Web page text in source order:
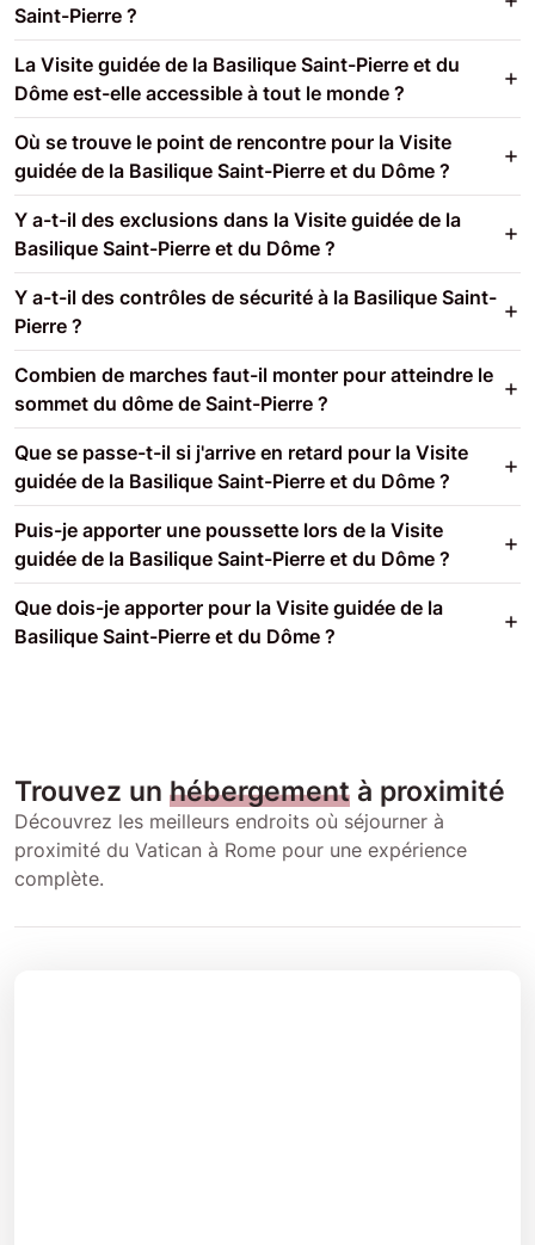
Saint-Pierre ?
La Visite guidée de la Basilique Saint-Pierre et du
Dôme est-elle accessible à tout le monde ?
Où se trouve le point de rencontre pour la Visite
guidée de la Basilique Saint-Pierre et du Dôme ?
Y a-t-il des exclusions dans la Visite guidée de la
Basilique Saint-Pierre et du Dôme ?
Y a-t-il des contrôles de sécurité à la Basilique Saint-
Pierre ?
Combien de marches faut-il monter pour atteindre le
sommet du dôme de Saint-Pierre ?
Que se passe-t-il si j'arrive en retard pour la Visite
guidée de la Basilique Saint-Pierre et du Dôme ?
Puis-je apporter une poussette lors de la Visite
guidée de la Basilique Saint-Pierre et du Dôme ?
Que dois-je apporter pour la Visite guidée de la
Basilique Saint-Pierre et du Dôme ?
Trouvez un hébergement à proximité
Découvrez les meilleurs endroits où séjourner à
proximité du Vatican à Rome pour une expérience
complète.